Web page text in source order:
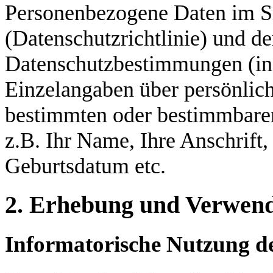
Personenbezogene Daten im
(Datenschutzrichtlinie) und
Datenschutzbestimmungen
Einzelangaben über
bestimmten oder
z.B. Ihr Name, Ihre
Geburtsdatum etc.
2. Erhebung und
Informatorische Nutzung